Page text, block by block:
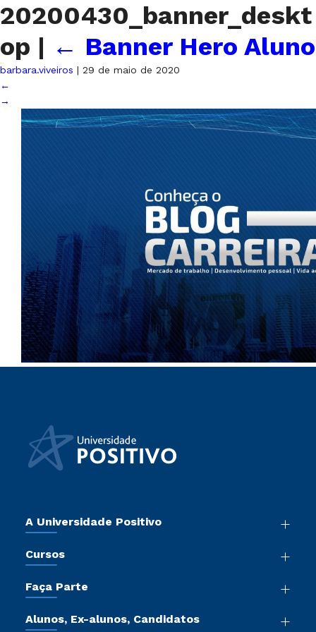
20200430_banner_deskt
op | ← Banner Hero Aluno
barbara.viveiros | 29 de maio de 2020
←
→
A Universidade Positivo
Sala de Imprensa
Trabalhe Conosco
Sou Colaborador
Cursos
Pós-Graduação
Faça Parte
Vestibular Redação
Alunos, Ex-alunos, Candidatos